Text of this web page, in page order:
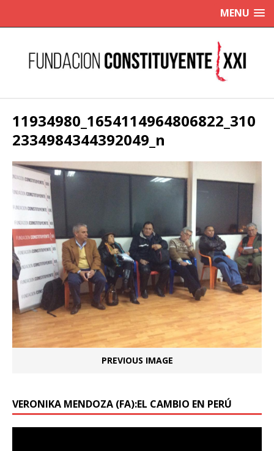
MENU
11934980_1654114964806822_310
2334984344392049_n
PREVIOUS IMAGE
VERONIKA MENDOZA (FA):EL CAMBIO EN PERÚ